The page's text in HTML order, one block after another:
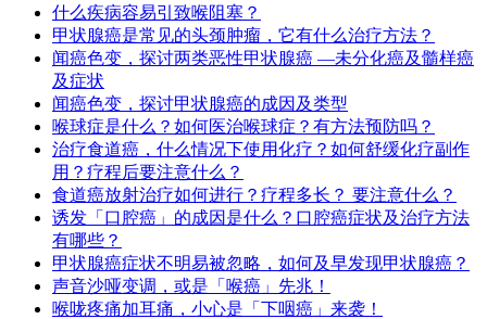
什么疾病容易引致喉阻塞？
甲状腺癌是常见的头颈肿瘤，它有什么治疗方法？
闻癌色变，探讨两类恶性甲状腺癌 —未分化癌及髓样癌
及症状
闻癌色变，探讨甲状腺癌的成因及类型
喉球症是什么？如何医治喉球症？有方法预防吗？
治疗食道癌，什么情况下使用化疗？如何舒缓化疗副作
用？疗程后要注意什么？
食道癌放射治疗如何进行？疗程多长？ 要注意什么？
诱发「口腔癌」的成因是什么？口腔癌症状及治疗方法
有哪些？
甲状腺癌症状不明易被忽略，如何及早发现甲状腺癌？
声音沙哑变调，或是「喉癌」先兆！
喉咙疼痛加耳痛，小心是「下咽癌」来袭！